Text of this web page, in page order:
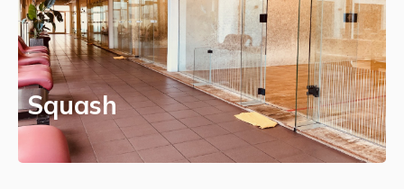
Squash